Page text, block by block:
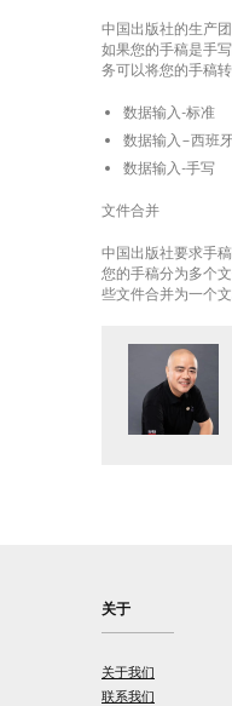
中国出版社的生产
如果您的手稿是手
务可以将您的手稿转
数据输入-标准
数据输入–西班
数据输入-手写
文件合并
中国出版社要求手
您的手稿分为多个
些文件合并为一个文
关于
关于我们
联系我们